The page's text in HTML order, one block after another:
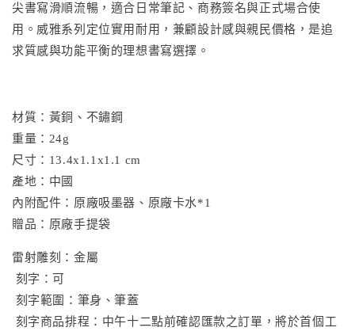
尖書寫滑順流暢，適合日常筆記、商務簽名與正式場合使
用。威雅系列定位實用耐用，兼顧設計感與親民價格，是追
求質感與功能平衡的理想書寫選擇。
材質：黃銅、不鏽鋼
重量：24g
尺寸：13.4x1.1x1.1 cm
產地：中國
內附配件：原廠吸墨器、原廠卡水*1
贈品：原廠手提袋
雷射雕刻：金屬
刻字：可
刻字範圍：筆身、筆蓋
刻字商品排程：中午十二點前確認匯款之訂單，將於首個工